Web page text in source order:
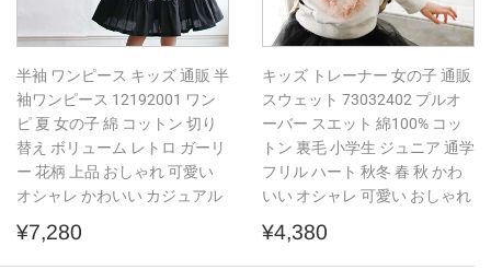
半袖 ワンピース キッズ 通販 半
袖ワンピース 12192001 ワン
ピ 夏 女の子 綿 コットン 切り
替え ボリューム レトロ ガーリ
ー 花柄 上品 おしゃれ 可愛い
オシャレ かわいい カジュアル
通
¥7,280
キッズ トレーナー 女の子 通販
スウェット 73032402 プルオ
ーバー スエット 綿100% コッ
トン 裏毛 小学生 ジュニア 通学
フリル ハート 秋冬 春 秋 かわ
いい オシャレ 可愛い おしゃれ
通
¥4,380